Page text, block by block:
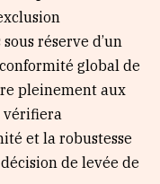
réserve d’un
global de
pleinement aux
vérifiera
et la robustesse
de levée de